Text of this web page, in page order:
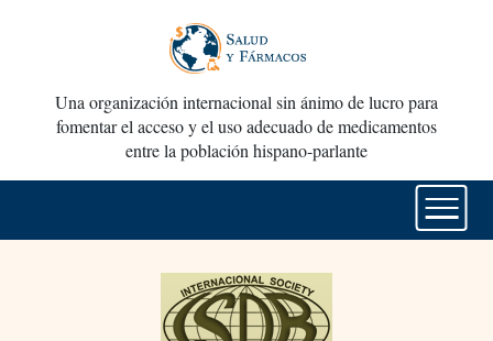
Una organización internacional sin ánimo de lucro para
fomentar el acceso y el uso adecuado de medicamentos
entre la población hispano-parlante